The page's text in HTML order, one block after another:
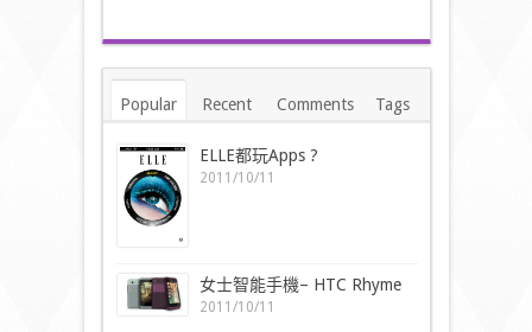
Popular Recent Comments Tags
ELLE都玩Apps ?
2011/10/11
女士智能手機– HTC Rhyme
2011/10/11